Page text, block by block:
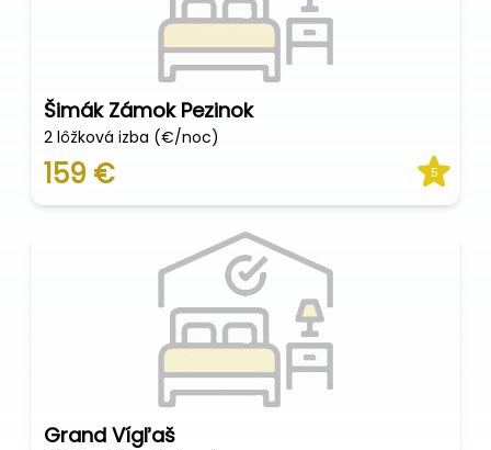
Šimák Zámok Pezinok
2 lôžková izba (€/noc)
159 € 5
Grand Vígľaš